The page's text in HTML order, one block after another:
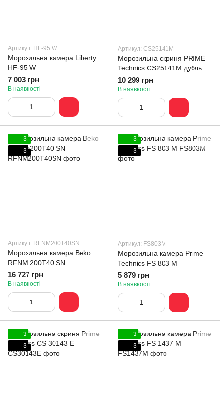
Артикул: HF-95 W
Морозильна камера Liberty
HF-95 W
7 003 грн
В наявності
Артикул: CS25141M
Морозильна скриня PRIME
Technics CS25141M дубль
10 299 грн
В наявності
3
3
Артикул: RFNM200T40SN
Морозильна камера Beko
RFNM 200T40 SN
16 727 грн
В наявності
3
3
Артикул: FS803M
Морозильна камера Prime
Technics FS 803 M
5 879 грн
В наявності
3
3
3
3